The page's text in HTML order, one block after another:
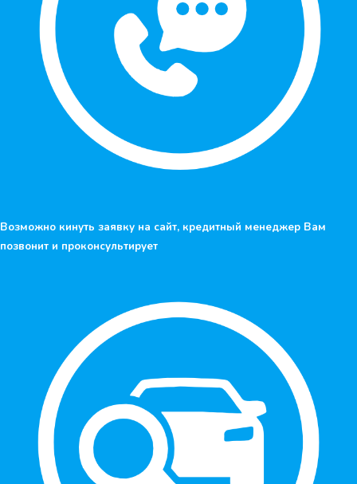
Возможно кинуть заявку на сайт, кредитный менеджер Вам
позвонит и проконсультирует